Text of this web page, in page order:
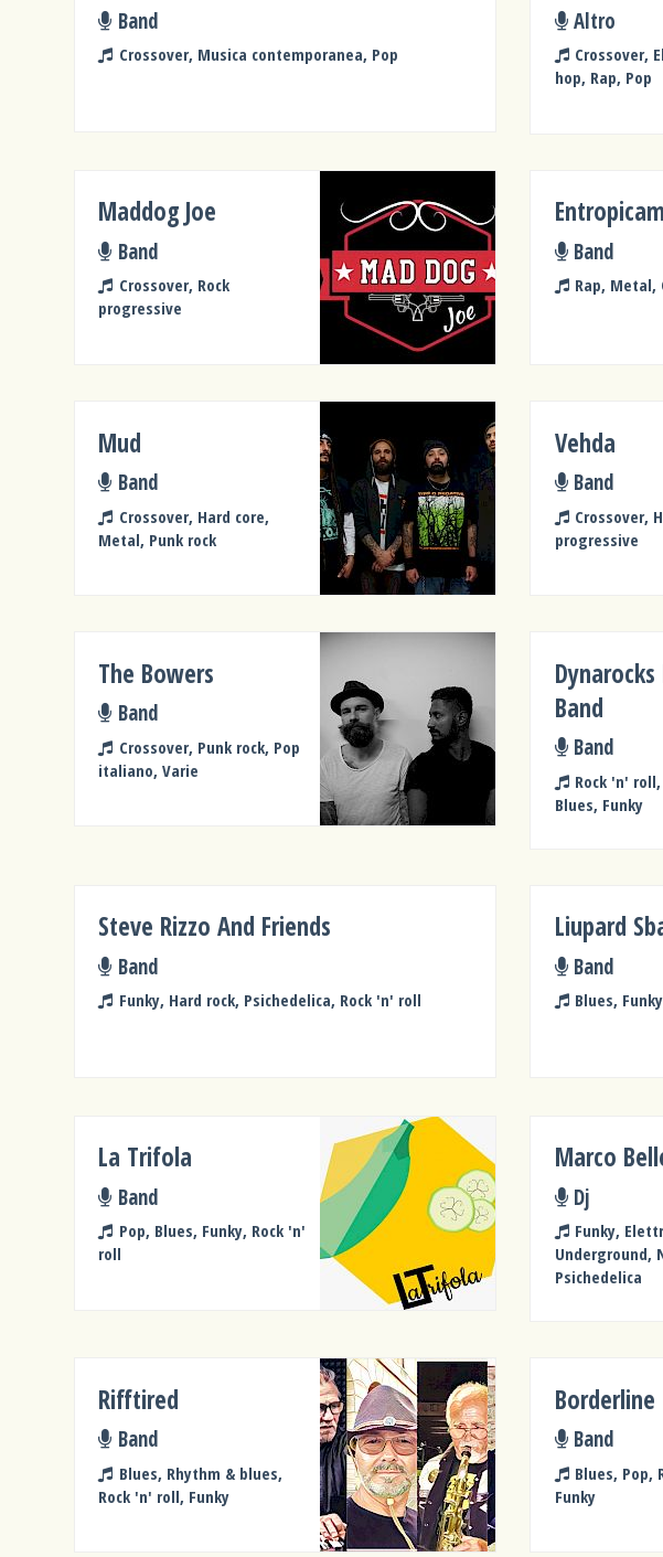
Band
Crossover, Musica contemporanea, Pop
Altro
Crossover,
hop, Rap, Pop
Maddog Joe
Band
Crossover, Rock
progressive
Band
Rap, Metal,
Mud
Band
Crossover, Hard core,
Metal, Punk rock
Vehda
Band
Crossover,
progressive
The Bowers
Band
Crossover, Punk rock, Pop
italiano, Varie
Band
Band
Rock 'n'
Blues, Funky
Steve Rizzo And Friends
Band
Funky, Hard rock, Psichedelica, Rock 'n' roll
Liupard
Band
Blues,
La Trifola
Band
Pop, Blues, Funky, Rock 'n'
roll
Marco
Dj
Funky,
Underground,
Psichedelica
Rifftired
Band
Blues, Rhythm & blues,
Rock 'n' roll, Funky
Borderline
Band
Blues, Pop,
Funky